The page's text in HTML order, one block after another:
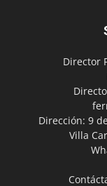
Director
Dirección: 9
Villa